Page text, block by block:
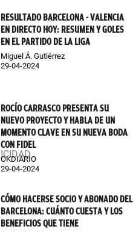
RESULTADO BARCELONA - VALENCIA
EN DIRECTO HOY: RESUMEN Y GOLES
EN EL PARTIDO DE LA LIGA
Miguel Á. Gutiérrez
29-04-2024
ROCÍO CARRASCO PRESENTA SU
NUEVO PROYECTO Y HABLA DE UN
MOMENTO CLAVE EN SU NUEVA BODA
CON FIDEL
OKDIARIO
29-04-2024
CÓMO HACERSE SOCIO Y ABONADO DEL
BARCELONA: CUÁNTO CUESTA Y LOS
BENEFICIOS QUE TIENE